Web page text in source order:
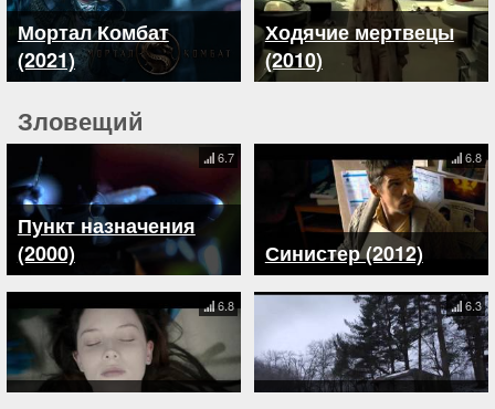
Мортал Комбат
(2021)
Ходячие мертвецы
(2010)
Зловещий
Пункт назначения
(2000)
6.7
Синистер (2012)
6.8
Демон внутри (2016)
6.8
Визит (2015)
6.3